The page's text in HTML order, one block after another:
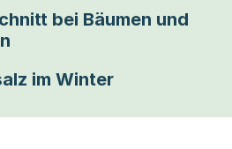
bei Bäumen und
im Winter